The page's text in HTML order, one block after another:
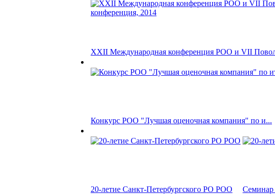
XXII Международная конференция РОО и VII
Конкурс РОО "Лучшая оценочная компания" по и...
20-летие Санкт-Петербургского РО РОО Семинар